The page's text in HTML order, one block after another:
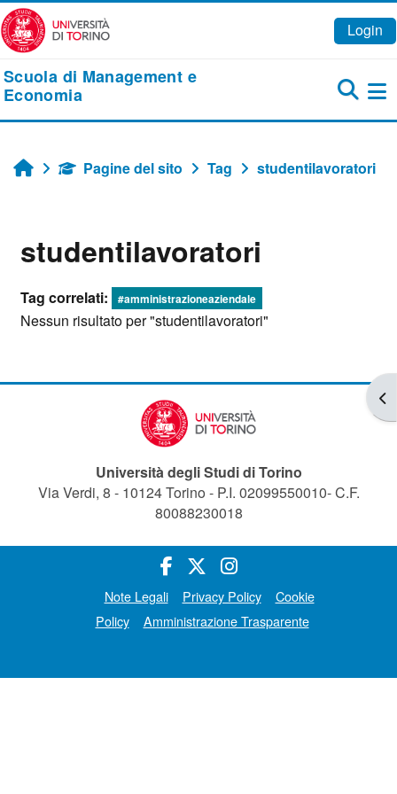
Vai al contenuto principale
Login
Scuola di Management e
Economia
HomePagine del sito Tag studentilavoratori
studentilavoratori
Tag correlati: #amministrazioneaziendale
Nessun risultato per "studentilavoratori"
Università degli Studi di Torino
Via Verdi, 8 - 10124 Torino - P.I. 02099550010- C.F.
80088230018
Note Legali Privacy Policy
Cookie
Policy
Amministrazione Trasparente